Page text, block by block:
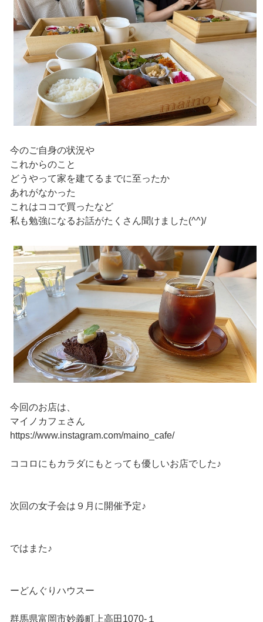
今のご自身の状況や
これからのこと
どうやって家を建てるまでに至ったか
あれがなかった
これはココで買ったなど
私も勉強になるお話がたくさん聞けました(^^)/
今回のお店は、
マイノカフェさん
https://www.instagram.com/maino_cafe/
ココロにもカラダにもとっても優しいお店でした♪
次回の女子会は９月に開催予定♪
ではまた♪
ーどんぐりハウスー
群馬県富岡市妙義町上高田1070‐１